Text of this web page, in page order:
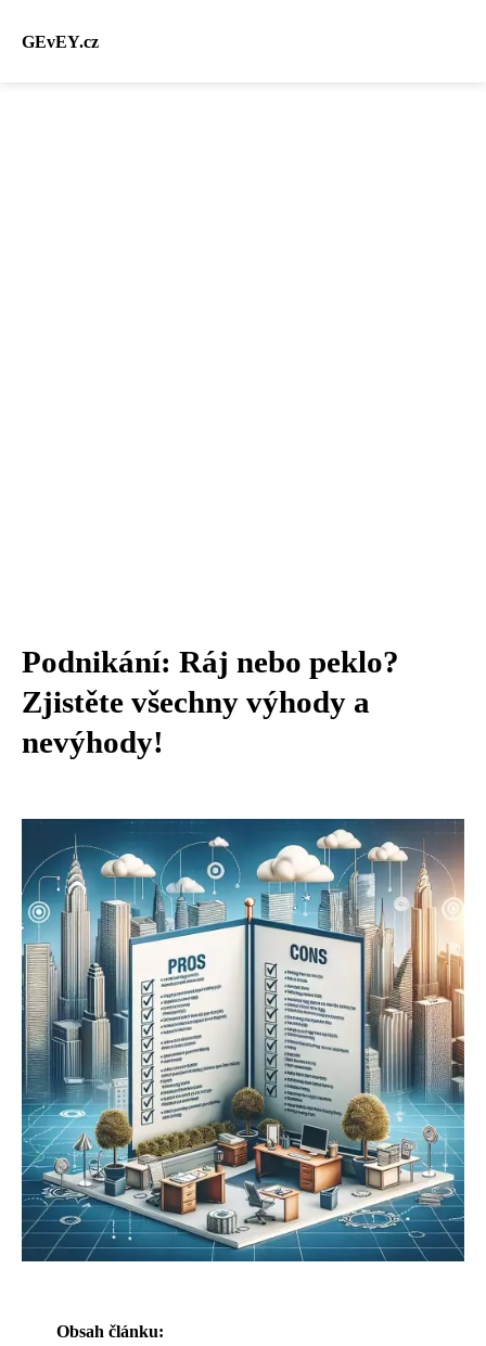
GEvEY.cz
Podnikání: Ráj nebo peklo?
Zjistěte všechny výhody a
nevýhody!
Obsah článku: